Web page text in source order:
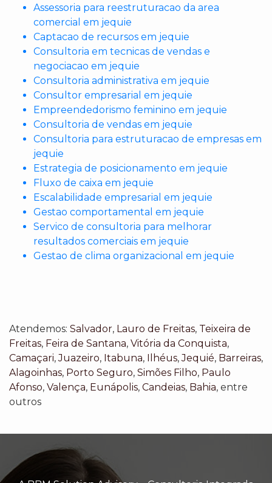
Assessoria para reestruturacao da area
comercial em jequie
Captacao de recursos em jequie
Consultoria em tecnicas de vendas e
negociacao em jequie
Consultoria administrativa em jequie
Consultor empresarial em jequie
Empreendedorismo feminino em jequie
Consultoria de vendas em jequie
Consultoria para estruturacao de empresas em
jequie
Estrategia de posicionamento em jequie
Fluxo de caixa em jequie
Escalabilidade empresarial em jequie
Gestao comportamental em jequie
Servico de consultoria para melhorar
resultados comerciais em jequie
Gestao de clima organizacional em jequie
Atendemos: Salvador, Lauro de Freitas, Teixeira de
Freitas, Feira de Santana, Vitória da Conquista,
Camaçari,Juazeiro, Itabuna, Ilhéus,Jequié, Barreiras,
Alagoinhas, Porto Seguro, Simões Filho, Paulo
Afonso, Valença, Eunápolis, Candeias, Bahia, entre
outros